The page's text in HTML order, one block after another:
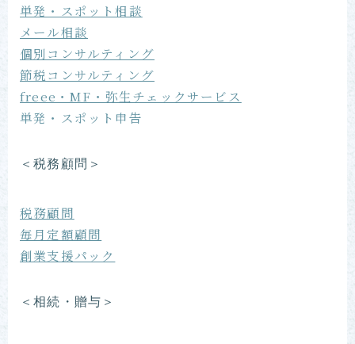
単発・スポット相談
メール相談
個別コンサルティング
節税コンサルティング
freee・MF・弥生チェックサービス
単発・スポット申告
＜税務顧問＞
税務顧問
毎月定額顧問
創業支援パック
＜相続・贈与＞